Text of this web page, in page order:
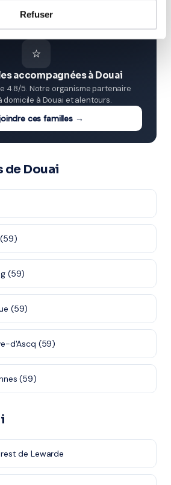
Refuser
⭐
accompagnées à Douai
4.8/5. Notre organisme partenaire
domicile à Douai et alentours.
ces familles →
de Douai
(59)
(59)
d'Ascq (59)
(59)
de Lewarde